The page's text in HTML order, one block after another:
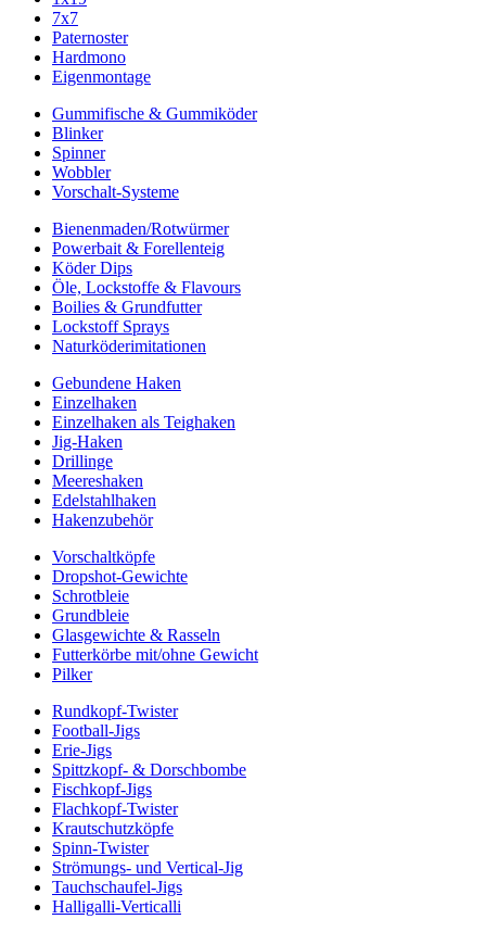
7x7
Paternoster
Hardmono
Eigenmontage
Gummifische & Gummiköder
Blinker
Spinner
Wobbler
Vorschalt-Systeme
Bienenmaden/Rotwürmer
Powerbait & Forellenteig
Köder Dips
Öle, Lockstoffe & Flavours
Boilies & Grundfutter
Lockstoff Sprays
Naturköderimitationen
Gebundene Haken
Einzelhaken
Einzelhaken als Teighaken
Jig-Haken
Drillinge
Meereshaken
Edelstahlhaken
Hakenzubehör
Vorschaltköpfe
Dropshot-Gewichte
Schrotbleie
Grundbleie
Glasgewichte & Rasseln
Futterkörbe mit/ohne Gewicht
Pilker
Rundkopf-Twister
Football-Jigs
Erie-Jigs
Spittzkopf- & Dorschbombe
Fischkopf-Jigs
Flachkopf-Twister
Krautschutzköpfe
Spinn-Twister
Strömungs- und Vertical-Jig
Tauchschaufel-Jigs
Halligalli-Verticalli